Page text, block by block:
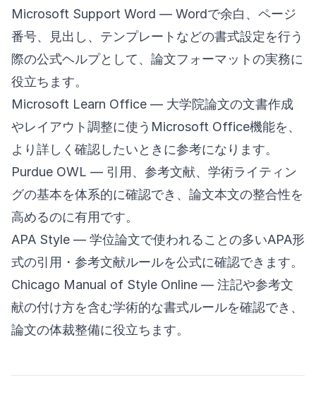
Microsoft Support Word — Wordで余白、ページ
番号、見出し、テンプレートなどの書式設定を行う
際の公式ヘルプとして、論文フォーマットの実務に
役立ちます。
Microsoft Learn Office — 大学院論文の文書作成
やレイアウト調整に使うMicrosoft Office機能を、
より詳しく確認したいときに参考になります。
Purdue OWL — 引用、参考文献、学術ライティン
グの基本を体系的に確認でき、論文本文の整合性を
高めるのに有用です。
APA Style — 学位論文で使われることの多いAPA形
式の引用・参考文献ルールを公式に確認できます。
Chicago Manual of Style Online — 注記や参考文
献の付け方を含む学術的な書式ルールを確認でき、
論文の体裁整備に役立ちます。